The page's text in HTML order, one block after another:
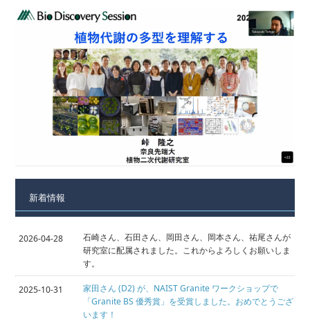
新着情報
2026-04-28
石崎さん、石田さん、岡田さん、岡本さん、祐尾さんが
研究室に配属されました。これからよろしくお願いしま
す。
2025-10-31
家田さん (D2) が、NAIST Granite ワークショップで
「Granite BS 優秀賞」を受賞しました。おめでとうござ
います！